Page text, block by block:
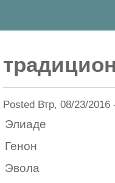
Posted Втр, 08/23/
Элиаде
Генон
Эвола